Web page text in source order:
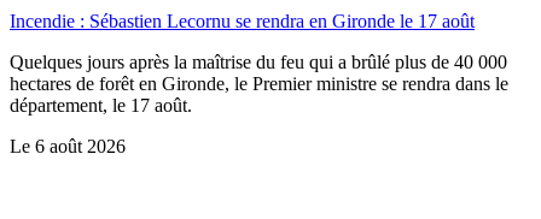
Incendie : Sébastien Lecornu se rendra en Gironde le 17 août
Quelques jours après la maîtrise du feu qui a brûlé plus de 40 000
hectares de forêt en Gironde, le Premier ministre se rendra dans le
département, le 17 août.
Le 6 août 2026